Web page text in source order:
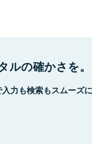
ルの確かさを。
力も検索もスムーズ